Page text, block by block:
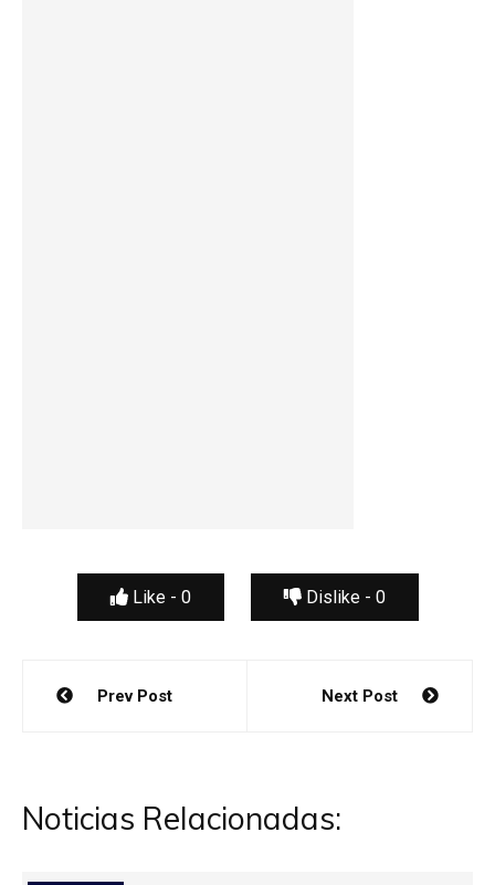
Like - 0 Dislike - 0
Navegación
Prev Post Next Post
Noticias Relacionadas: